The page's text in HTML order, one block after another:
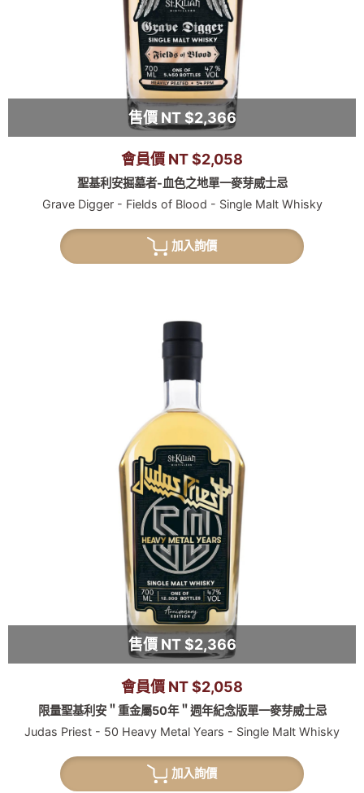
售價 NT $2,366
會員價 NT $2,058
聖基利安掘墓者-血色之地單一麥芽威士忌
Grave Digger - Fields of Blood - Single Malt Whisky
加入詢價
售價 NT $2,366
會員價 NT $2,058
限量聖基利安＂重金屬50年＂週年紀念版單一麥芽威士忌
Judas Priest - 50 Heavy Metal Years - Single Malt Whisky
加入詢價